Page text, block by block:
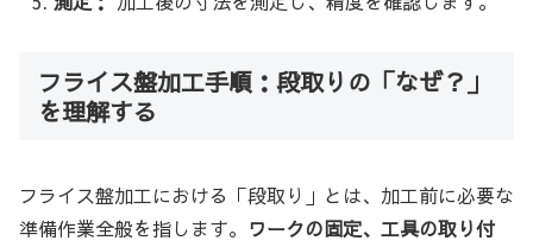
フライス盤加工手順：段取りの「なぜ？」
を理解する
フライス盤加工における「段取り」とは、加工前に必要な
準備作業全般を指します。 ワークの固定、工具の取り付